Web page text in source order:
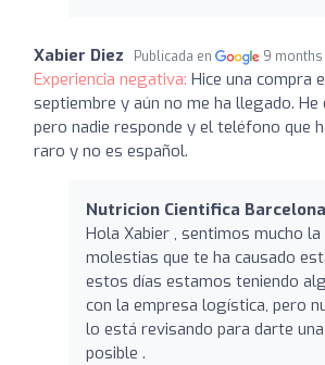
Xabier Diez Publicada en 9 months
Experiencia negativa: Hice una compra
septiembre y aún no me ha llegado. He
pero nadie responde y el teléfono que
raro y no es español.
Nutricion Cientifica Barcelona
Hola Xabier , sentimos mucho
molestias que te ha causado
estos días estamos teniendo
con la empresa logística, pero
lo está revisando para darte
posible .